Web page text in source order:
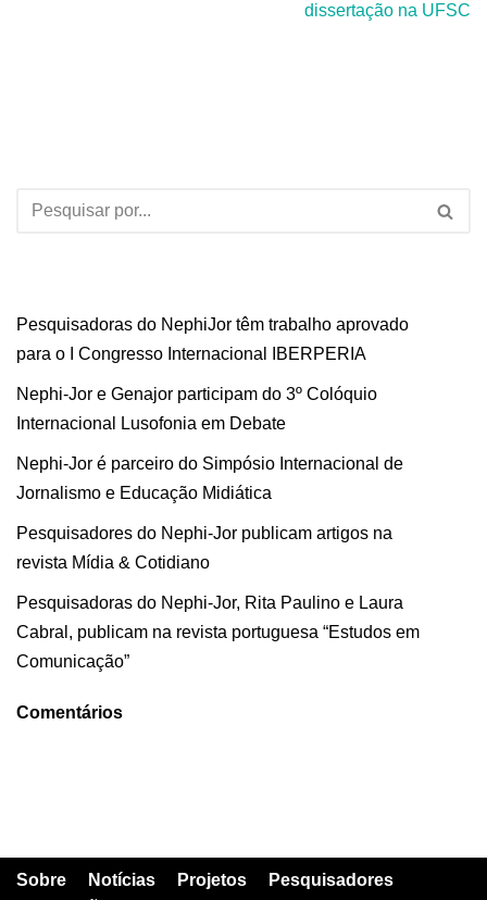
dissertação na UFSC
Pesquisadoras do NephiJor têm trabalho aprovado
para o I Congresso Internacional IBERPERIA
Nephi-Jor e Genajor participam do 3º Colóquio
Internacional Lusofonia em Debate
Nephi-Jor é parceiro do Simpósio Internacional de
Jornalismo e Educação Midiática
Pesquisadores do Nephi-Jor publicam artigos na
revista Mídia & Cotidiano
Pesquisadoras do Nephi-Jor, Rita Paulino e Laura
Cabral, publicam na revista portuguesa “Estudos em
Comunicação”
Comentários
Sobre Notícias Projetos
Pesquisadores